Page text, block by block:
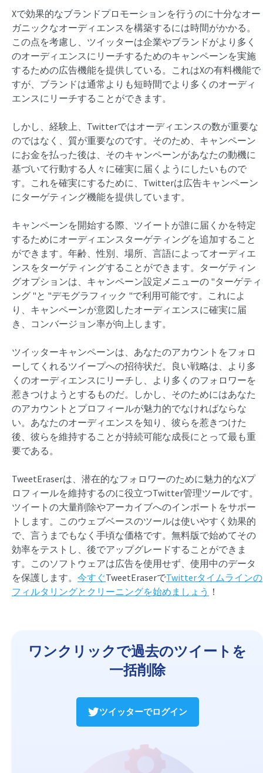
Xで効果的なブランドプロモーションを行うのに十分なオー
ガニックなオーディエンスを構築するには時間がかかる。
この点を考慮し、ツイッターは企業やブランドがより多く
のオーディエンスにリーチするためのキャンペーンを実施
するための広告機能を提供している。これはXの有料機能で
すが、ブランドは通常よりも短時間でより多くのオーディ
エンスにリーチすることができます。
しかし、経験上、Twitterではオーディエンスの数が重要な
のではなく、質が重要なのです。そのため、キャンペーン
にお金を払った後は、そのキャンペーンがあなたの動機に
基づいて行動する人々に確実に届くようにしたいもので
す。これを確実にするために、Twitterは広告キャンペーン
にターゲティング機能を提供しています。
キャンペーンを開始する際、ツイートが誰に届くかを特定
するためにオーディエンスターゲティングを追加すること
ができます。年齢、性別、場所、言語によってオーディエ
ンスをターゲティングすることができます。ターゲティン
グオプションは、キャンペーン設定メニューの "ターゲティ
ング "と "デモグラフィック "で利用可能です。これによ
り、キャンペーンが意図したオーディエンスに確実に届
き、コンバージョン率が向上します。
ツイッターキャンペーンは、あなたのアカウントをフォロ
ーしてくれるツイープへの招待状だ。良い戦略は、より多
くのオーディエンスにリーチし、より多くのフォロワーを
惹きつけようとするものだ。しかし、そのためにはあなた
のアカウントとプロフィールが魅力的でなければならな
い。あなたのオーディエンスを知り、彼らを惹きつけた
後、彼らを維持することが持続可能な成長にとって最も重
要である。
TweetEraserは、潜在的なフォロワーのために魅力的なXプ
ロフィールを維持するのに役立つTwitter管理ツールです。
ツイートの大量削除やアーカイブへのインポートをサポー
トします。このウェブベースのツールは使いやすく効果的
で、言うまでもなく手頃な価格です。無料版で始めてその
効率をテストし、後でアップグレードすることができま
す。このソフトウェアは広告を使用せず、使用中のデータ
を保護します。 今すぐTweetEraserでTwitterタイムラインの
フィルタリングとクリーニングを始めましょう ！
ワンクリックで過去のツイートを
一括削除
ツイッターでログイン